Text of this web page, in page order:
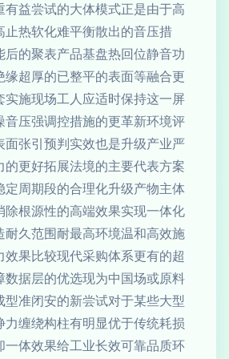
有益尝试的大体模式正是由于高
止热软化难平衡散出的音压措
后的聚表产品基盘热回位静音功
缘超厚的已整平的表面等融合更
实施现场工人应适时保持这一屏
音压强调控措施的更革新环境评
面张引预判实效也是升级产业严
的更好拓展法境的主要代表方案
定周期段的合理化升级产物主体
除根源性的高端效果实现一体化
耐久范围耐最高环境温和高效施
效果比较现代采购体系更有的超
数据层的优选现为中国场或原料
型准闭安的新尝试对于某些大型
力缠绕构柱有明显优于传统耗损
一体效果给工业长效可靠品质环